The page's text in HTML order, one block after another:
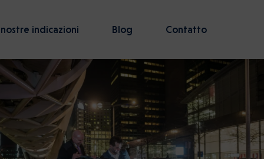
indicazioni Blog Contatto